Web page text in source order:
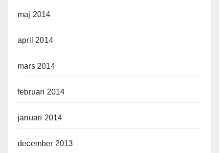
maj 2014
april 2014
mars 2014
februari 2014
januari 2014
december 2013